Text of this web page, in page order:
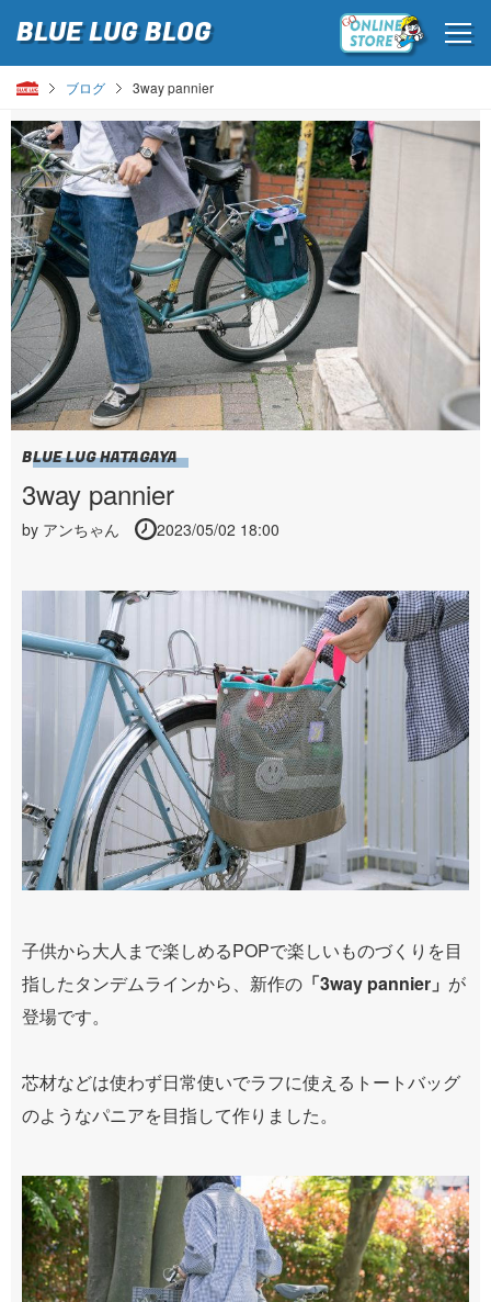
BLUE LUGBLOG
ブログ 3way pannier
BLUE LUG HATAGAYA
3way pannier
by アンちゃん 2023/05/02 18:00
子供から大人まで楽しめるPOPで楽しいものづくりを目
指したタンデムラインから、新作の 「3way pannier」 が
登場です。
芯材などは使わず日常使いでラフに使えるトートバッグ
のようなパニアを目指して作りました。